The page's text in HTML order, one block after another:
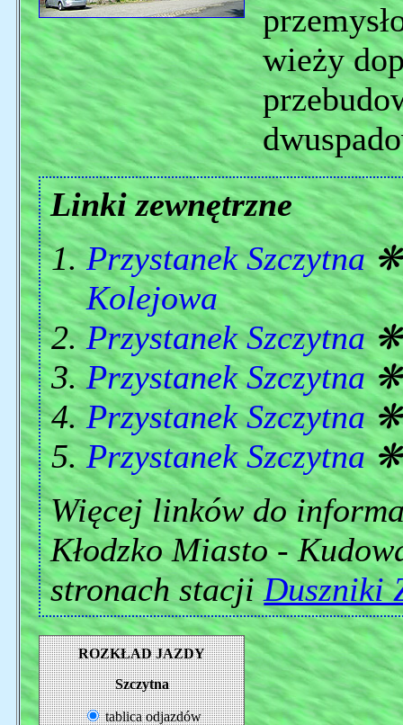
wieży
Linki zewnętrzne
Przystanek Szczytna
Kolejowa
Przystanek Szczytna
Przystanek Szczytna
Przystanek Szczytna
Przystanek Szczytna
Więcej linków do
Kłodzko Miasto -
stronach stacjiDuszniki
ROZKŁAD JAZDY
Szczytna
tablica odjazdów